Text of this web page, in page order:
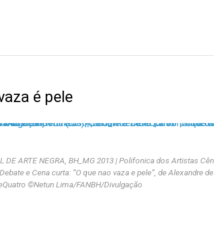
é pele
DE ARTE NEGRA, BH_MG 2013 | Polifonica dos Artistas
e Cena curta: “O que nao vaza e pele”, de Alexandre
©Netun Lima/FANBH/Divulgação